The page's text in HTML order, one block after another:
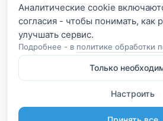
Аналитические cookie
согласия - чтобы понимать, как
Подробнее - в политике обработки
Только
Настроить